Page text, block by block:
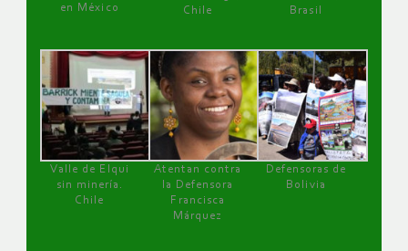
en México
Chile
Brasil
Valle de Elqui
sin minería.
Chile
Atentan contra
la Defensora
Francisca
Márquez
Defensoras de
Bolivia